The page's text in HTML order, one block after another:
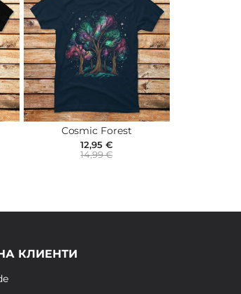
Cosmic Forest
12,95 €
14,99 €
КЛИЕНТИ